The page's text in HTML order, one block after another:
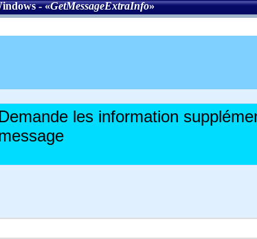
- «GetMessageExtraInfo»
Demande les information